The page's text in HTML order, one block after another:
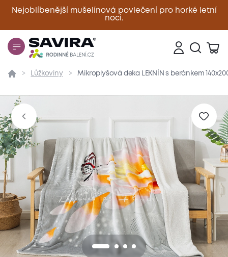
Nejoblíbenější mušelínová povlečení pro horké letní
noci.
Zavřít
Přehled Parametry Popis produktu Materiál
Lůžkoviny Mikroplyšová deka LEKNÍN s beránkem